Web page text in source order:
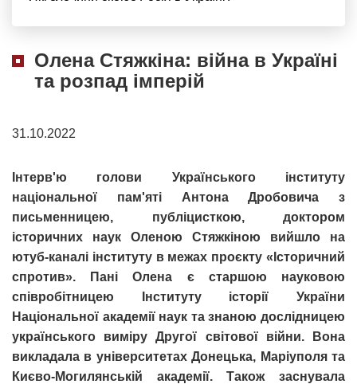
Олена Стяжкіна: війна в Україні
та розпад імперій
31.10.2022
Інтерв'ю голови Українського інституту
національної пам'яті Антона Дробовича з
письменницею, публіцисткою, доктором
історичних наук Оленою Стяжкіною вийшло на
ютуб-каналі інституту в межах проєкту «Історичний
спротив». Пані Олена є старшою науковою
співробітницею Інституту історії України
Національної академії наук та знаною дослідницею
українського виміру Другої світової війни. Вона
викладала в університетах Донецька, Маріуполя та
Києво-Могилянській академії. Також заснувала